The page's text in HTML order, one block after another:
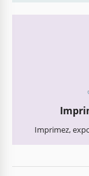
Imprimez,